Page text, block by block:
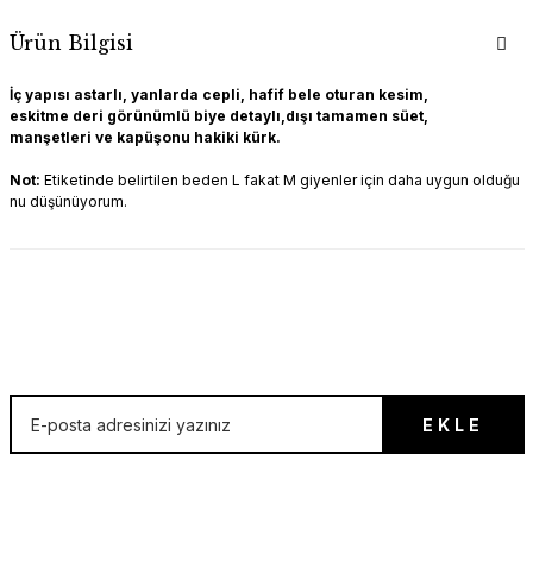
Ürün Bilgisi
İç yapısı astarlı, yanlarda cepli, hafif bele oturan kesim,
eskitme deri görünümlü biye detaylı,dışı tamamen süet,
manşetleri ve kapüşonu hakiki kürk.
Not: Etiketinde belirtilen beden L fakat M giyenler için daha uygun olduğu
nu düşünüyorum.
EKLE